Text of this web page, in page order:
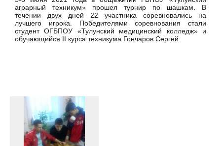
аграрный техникум» прошел турнир по шашкам. В
течении двух дней 22 участника соревновались на
лучшего игрока. Победителями соревнования стали
студент ОГБПОУ «Тулунский медицинский колледж» и
обучающийся II курса техникума Гончаров Сергей.